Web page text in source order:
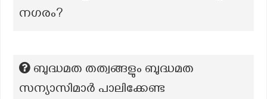
നഗരം?
ബുദ്ധമത തത്വങ്ങളും ബുദ്ധമത
സന്യാസിമാർ പാലിക്കേണ്ട